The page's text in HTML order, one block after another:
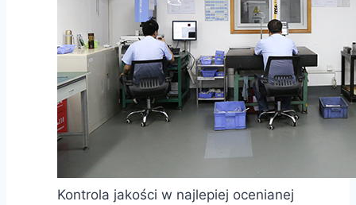
Kontrola jakości w najlepiej ocenianej